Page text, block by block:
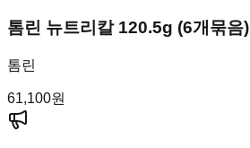
톰린 뉴트리칼 120.5g (6개묶음)
톰린
61,100원